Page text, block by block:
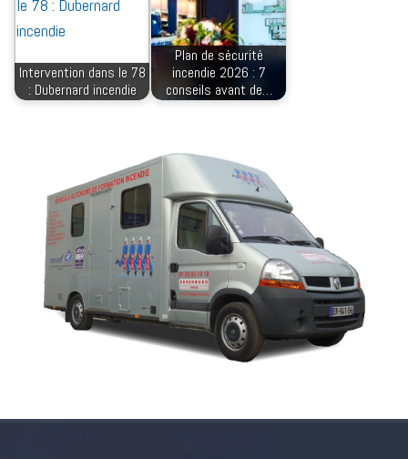
Intervention dans le 78
: Dubernard incendie
Plan de sécurité
incendie 2026 : 7
conseils avant de…